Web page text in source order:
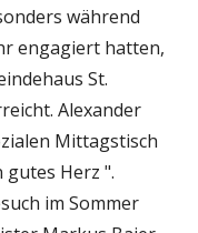
während
engagiert hatten,
St.
Alexander
Mittagstisch
gutes Herz ".
im Sommer